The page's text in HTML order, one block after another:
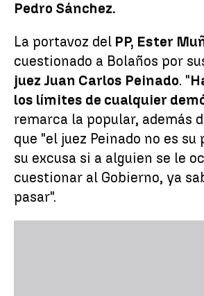
Pedro Sánchez.
La portavoz del PP, Ester
cuestionado a Bolaños por
juez Juan Carlos Peinado. "
los límites de cualquier
remarca la popular, además
que "el juez Peinado no es su
su excusa si a alguien se le
cuestionar al Gobierno, ya
pasar".